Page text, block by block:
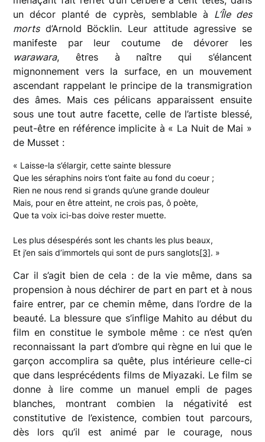
un décor planté de cyprès, semblable à L’Île des
mortsd’Arnold Böcklin. Leur attitude agressive se
manifeste par leur coutume de dévorer les
warawara, êtres à naître qui s’élancent
mignonnement vers la surface, en un mouvement
ascendant rappelant le principe de la transmigration
des âmes. Mais ces pélicans apparaissent ensuite
sous une tout autre facette, celle de l’artiste blessé,
peut-être en référence implicite à « La Nuit de Mai »
de Musset :
« Laisse-la s’élargir, cette sainte blessure
Que les séraphins noirs t’ont faite au fond du coeur ;
Rien ne nous rend si grands qu’une grande douleur
Mais, pour en être atteint, ne crois pas, ô poète,
Que ta voix ici-bas doive rester muette.
Les plus désespérés sont les chants les plus beaux,
Et j’en sais d’immortels qui sont de purs sanglots[3]. »
Car il s’agit bien de cela : de la vie même, dans sa
propension à nous déchirer de part en part et à nous
faire entrer, par ce chemin même, dans l’ordre de la
beauté. La blessure que s’inflige Mahito au début du
film en constitue le symbole même : ce n’est qu’en
reconnaissant la part d’ombre qui règne en lui que le
garçon accomplira sa quête, plus intérieure celle-ci
que dans lesprécédents films de Miyazaki. Le film se
donne à lire comme un manuel empli de pages
blanches, montrant combien la négativité est
constitutive de l’existence, combien tout parcours,
dès lors qu’il est animé par le courage, nous